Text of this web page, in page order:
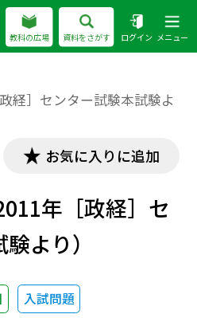
教科の広場 資料をさがす ログイン メニュー
経］センター試験本試験よ
お気に入りに追加
年［政経］セ
より）
入試問題